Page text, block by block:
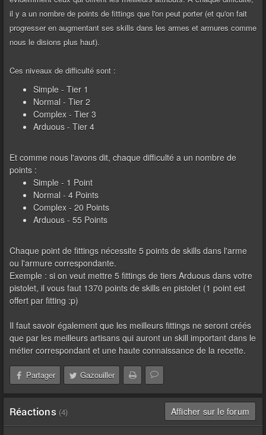
il y a un nombre de points de fittings que l'on peut porter (et qu'on fait
progresser en augmentant ses skills dans les armes et armures comme
nous le disions plus haut).
Ces niveaux de difficulté sont :
Simple - Tier 1
Normal - Tier 2
Complex - Tier 3
Arduous - Tier 4
Et comme nous l'avons dit, chaque difficulté a un nombre de
points :
Simple - 1 Point
Normal - 4 Points
Complex - 20 Points
Arduous - 55 Points
Chaque point de fittings nécessite 5 points de skills dans l'arme
ou l'armure correspondante.
Exemple : si on veut mettre 5 fittings de tiers Arduous dans votre
pistolet, il vous faut 1370 points de skills en pistolet (1 point est
offert par fitting :p)
Il faut savoir également que les meilleurs fittings ne seront créés
que par les meilleurs artisans qui auront un skill important dans le
métier correspondant et une haute connaissance de la recette.
Partager Gazouiller
Réactions (4) Afficher sur le forum